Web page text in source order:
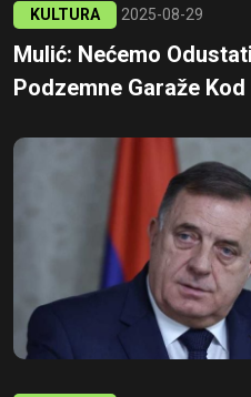
KULTURA 2025-08-29
Mulić: Nećemo
Podzemne Garaže